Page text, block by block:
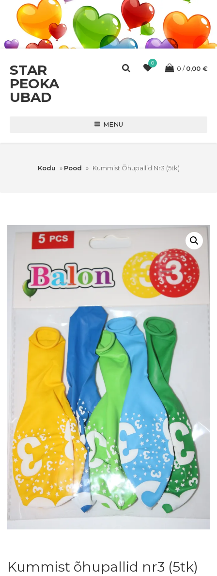
STAR
PEOKA
UBAD
0
0 0,00 €
MENU
Kodu » Pood » Kummist Õhupallid Nr3 (5tk)
Kummist õhupallid nr3 (5tk)